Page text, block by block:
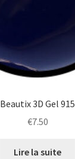
Beautix 3D Gel 915
€7.50
Lire la suite